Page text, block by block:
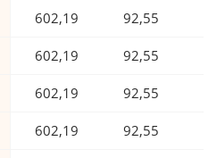
602,19 92,55
602,19 92,55
602,19 92,55
602,19 92,55